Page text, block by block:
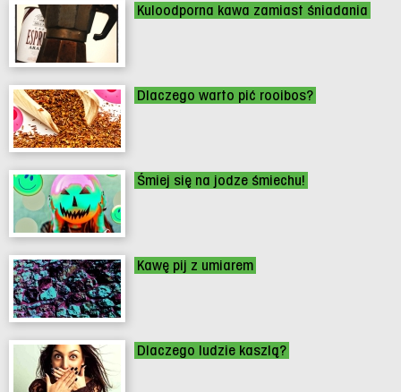
Kuloodporna kawa zamiast śniadania
Dlaczego warto pić rooibos?
Śmiej się na jodze śmiechu!
Kawę pij z umiarem
Dlaczego ludzie kaszlą?